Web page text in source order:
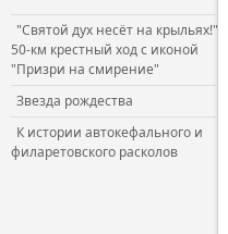
"Святой дух несёт на крыльях!"
50-км крестный ход с иконой
"Призри на смирение"
Звезда рождества
К истории автокефального и
филаретовского расколов